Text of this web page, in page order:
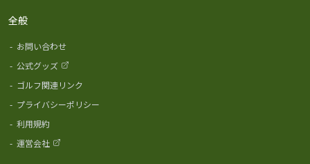
全般
- お問い合わせ
- 公式グッズ
- ゴルフ関連リンク
- プライバシーポリシー
- 利用規約
- 運営会社